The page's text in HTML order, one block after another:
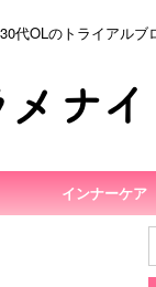
代OLのトライアルブ
インナーケア